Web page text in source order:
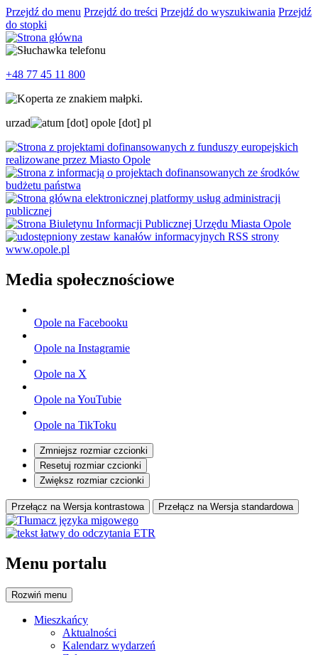
Przejdź do menu Przejdź do treści Przejdź do wyszukiwania Przejdź
do stopki
+48 77 45 11 800
urzad um [dot] opole [dot] pl
Media społecznościowe
Opole na Facebooku
Opole na Instagramie
Opole na X
Opole na YouTubie
Opole na TikToku
Zmniejsz rozmiar czcionki
Resetuj rozmiar czcionki
Zwiększ rozmiar czcionki
Przełącz na Wersja kontrastowa Przełącz na Wersja standardowa
Menu portalu
Rozwiń menu
Mieszkańcy
Aktualności
Kalendarz wydarzeń